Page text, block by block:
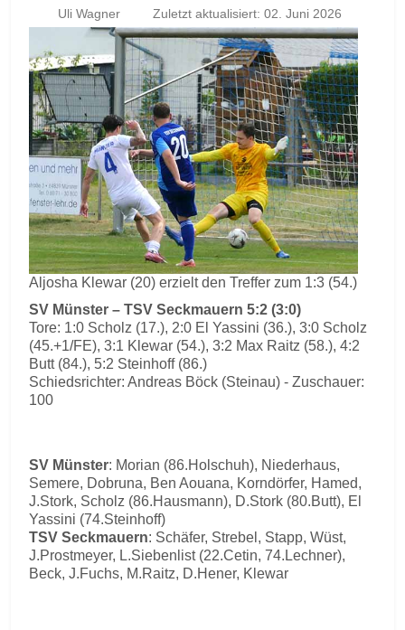
Uli Wagner Zuletzt aktualisiert: 02. Juni 2026
Aljosha Klewar (20) erzielt den Treffer zum 1:3 (54.)
SV Münster – TSV Seckmauern 5:2 (3:0)
Tore: 1:0 Scholz (17.), 2:0 El Yassini (36.), 3:0 Scholz
(45.+1/FE), 3:1 Klewar (54.), 3:2 Max Raitz (58.), 4:2
Butt (84.), 5:2 Steinhoff (86.)
Schiedsrichter: Andreas Böck (Steinau) - Zuschauer:
100
SV Münster: Morian (86.Holschuh), Niederhaus,
Semere, Dobruna, Ben Aouana, Korndörfer, Hamed,
J.Stork, Scholz (86.Hausmann), D.Stork (80.Butt), El
Yassini (74.Steinhoff)
TSV Seckmauern: Schäfer, Strebel, Stapp, Wüst,
J.Prostmeyer, L.Siebenlist (22.Cetin, 74.Lechner),
Beck, J.Fuchs, M.Raitz, D.Hener, Klewar